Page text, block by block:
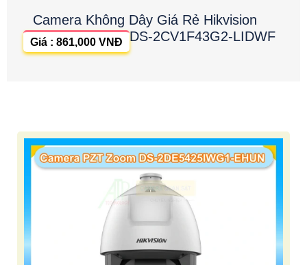
Camera Không Dây Giá Rẻ Hikvision
DS-2CV1F43G2-LIDWF
Giá : 861,000 VNĐ